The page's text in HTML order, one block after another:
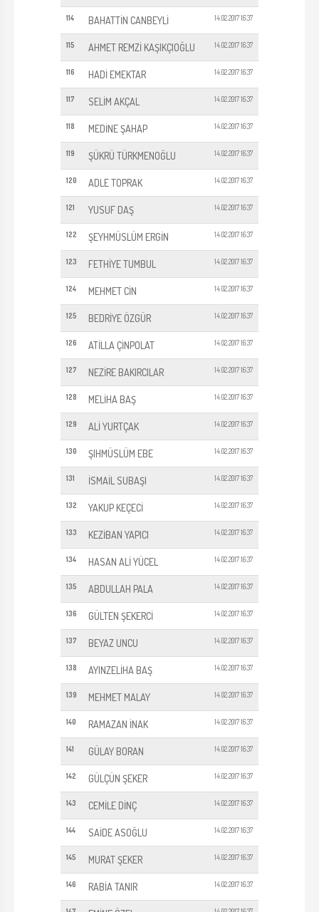
114 BAHATTİN CANBEYLİ 14.02.2017 16:37
115 AHMET REMZİ KAŞIKÇIOĞLU 14.02.2017 16:37
116 HADİ EMEKTAR 14.02.2017 16:37
117 SELİM AKÇAL 14.02.2017 16:37
118 MEDİNE ŞAHAP 14.02.2017 16:37
119 ŞÜKRÜ TÜRKMENOĞLU 14.02.2017 16:37
120 ADLE TOPRAK 14.02.2017 16:37
121 YUSUF DAŞ 14.02.2017 16:37
122 ŞEYHMÜSLÜM ERGİN 14.02.2017 16:37
123 FETHİYE TUMBUL 14.02.2017 16:37
124 MEHMET CİN 14.02.2017 16:37
125 BEDRİYE ÖZGÜR 14.02.2017 16:37
126 ATİLLA ÇİNPOLAT 14.02.2017 16:37
127 NEZİRE BAKIRCILAR 14.02.2017 16:37
128 MELİHA BAŞ 14.02.2017 16:37
129 ALİ YURTÇAK 14.02.2017 16:37
130 ŞIHMÜSLÜM EBE 14.02.2017 16:37
131 İSMAİL SUBAŞI 14.02.2017 16:37
132 YAKUP KEÇECİ 14.02.2017 16:37
133 KEZİBAN YAPICI 14.02.2017 16:37
134 HASAN ALİ YÜCEL 14.02.2017 16:37
135 ABDULLAH PALA 14.02.2017 16:37
136 GÜLTEN ŞEKERCİ 14.02.2017 16:37
137 BEYAZ UNCU 14.02.2017 16:37
138 AYINZELİHA BAŞ 14.02.2017 16:37
139 MEHMET MALAY 14.02.2017 16:37
140 RAMAZAN İNAK 14.02.2017 16:37
141 GÜLAY BORAN 14.02.2017 16:37
142 GÜLÇÜN ŞEKER 14.02.2017 16:37
143 CEMİLE DİNÇ 14.02.2017 16:37
144 SAİDE ASOĞLU 14.02.2017 16:37
145 MURAT ŞEKER 14.02.2017 16:37
146 RABİA TANIR 14.02.2017 16:37